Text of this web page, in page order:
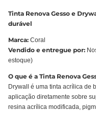
Tinta Renova Gesso e
durável
Marca: Coral
Vendido e entregue por:
estoque)
O que é a Tinta Renova
Drywall é uma tinta acrílica de
aplicação diretamente sobre
resina acrílica modificada,